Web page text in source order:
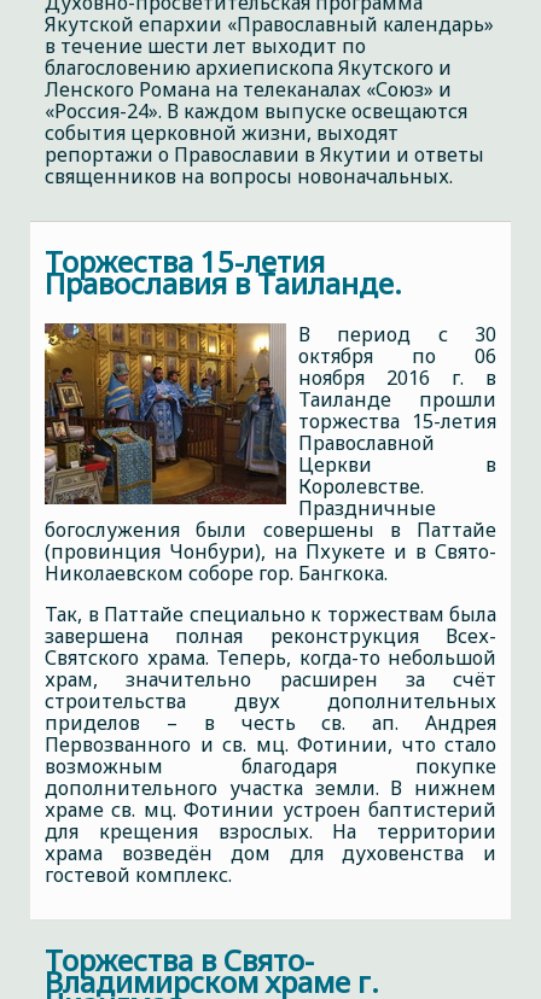
Якутской епархии «Православный календарь»
в течение шести лет выходит по
благословению архиепископа Якутского и
Ленского Романа на телеканалах «Союз» и
«Россия-24». В каждом выпуске освещаются
события церковной жизни, выходят
репортажи о Православии в Якутии и ответы
священников на вопросы новоначальных.
Торжества 15-летия
Православия в Таиланде.
В период с 30
октября по 06
ноября 2016 г. в
Таиланде прошли
торжества 15-летия
Православной
Церкви в
Королевстве.
Праздничные
богослужения были совершены в Паттайе
(провинция Чонбури), на Пхукете и в Свято-
Николаевском соборе гор. Бангкока.
Так, в Паттайе специально к торжествам была
завершена полная реконструкция Всех-
Святского храма. Теперь, когда-то небольшой
храм, значительно расширен за счёт
строительства двух дополнительных
приделов – в честь св. ап. Андрея
Первозванного и св. мц. Фотинии, что стало
возможным благодаря покупке
дополнительного участка земли. В нижнем
храме св. мц. Фотинии устроен баптистерий
для крещения взрослых. На территории
храма возведён дом для духовенства и
гостевой комплекс.
Торжества в Свято-
Владимирском храме г.